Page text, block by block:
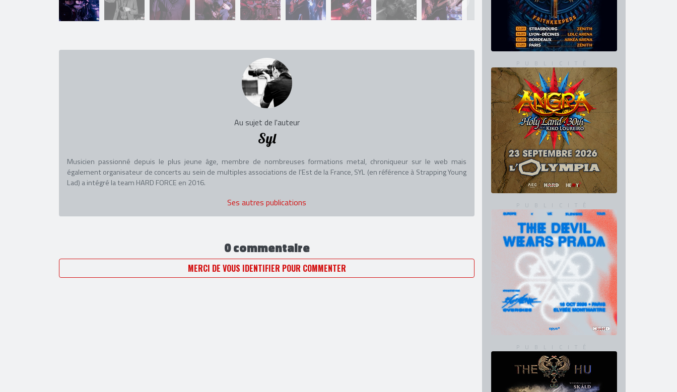
Au sujet de l'auteur
Syl
Musicien passionné depuis le plus jeune âge, membre de nombreuses formations metal, chroniqueur sur le web mais
également organisateur de concerts au sein de multiples associations de l'Est de la France, SYL (en référence à Strapping Young
Lad) a intégré la team HARD FORCE en 2016.
Ses autres publications
0 commentaire
MERCI DE VOUS IDENTIFIER POUR COMMENTER